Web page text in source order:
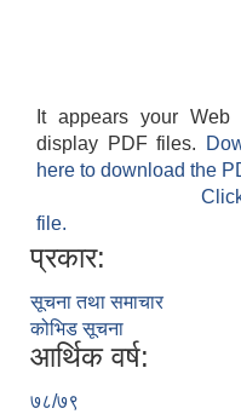
It appears your
display PDF files.
here to download the
file.
प्रकार:
सूचना तथा समाचार
कोभिड सूचना
आर्थिक वर्ष:
७८/७९